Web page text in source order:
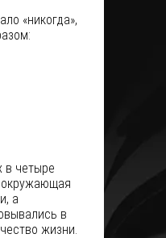
«никогда»,
в четыре
окружающая
а
в
жизни.